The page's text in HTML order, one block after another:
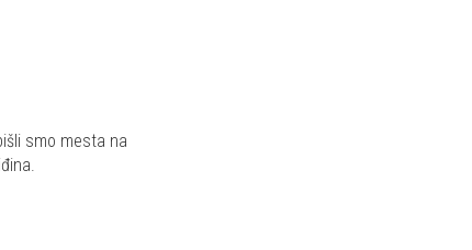
smo mesta na